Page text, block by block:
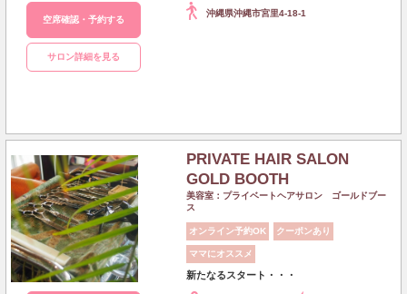
空席確認・予約する
サロン詳細を見る
沖縄県沖縄市宮里4-18-1
PRIVATE HAIR SALON
GOLD BOOTH
美容室：プライベートヘアサロン ゴールドブー
ス
オンライン予約OK クーポンあり
ママにオススメ
新たなるスタート・・・